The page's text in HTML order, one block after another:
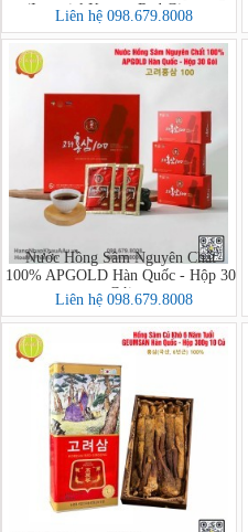
(Imperial Korean Red Ginseng
Honey Sliced PREMIUM)
Liên hệ 098.679.8008
Nước Hồng Sâm Nguyên Chất
100% APGOLD Hàn Quốc - Hộp 30
Gói
Liên hệ 098.679.8008